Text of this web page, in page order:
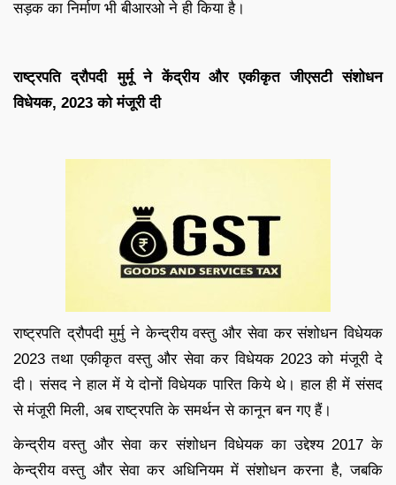
सड़क का निर्माण भी बीआरओ ने ही किया है।
राष्ट्रपति द्रौपदी मुर्मू ने केंद्रीय और एकीकृत जीएसटी संशोधन
विधेयक, 2023 को मंजूरी दी
राष्‍ट्रपति द्रौपदी मुर्मु ने केन्‍द्रीय वस्‍तु और सेवा कर संशोधन विधेयक
2023 तथा एकीकृत वस्‍तु और सेवा कर विधेयक 2023 को मंजूरी दे
दी। संसद ने हाल में ये दोनों विधेयक पारित किये थे। हाल ही में संसद
से मंजूरी मिली, अब राष्ट्रपति के समर्थन से कानून बन गए हैं।
केन्‍द्रीय वस्‍तु और सेवा कर संशोधन विधेयक का उद्देश्य 2017 के
केन्‍द्रीय वस्‍तु और सेवा कर अधिनियम में संशोधन करना है, जबकि